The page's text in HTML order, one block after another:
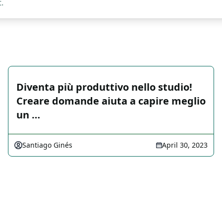
Diventa più produttivo nello studio!
Creare domande aiuta a capire meglio
un …
Santiago Ginés April 30, 2023